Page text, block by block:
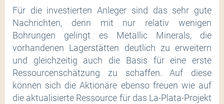
Für die investierten Anleger sind das sehr gute
Nachrichten, denn mit nur relativ wenigen
Bohrungen gelingt es Metallic Minerals, die
vorhandenen Lagerstätten deutlich zu erweitern
und gleichzeitig auch die Basis für eine erste
Ressourcenschätzung zu schaffen. Auf diese
können sich die Aktionäre ebenso freuen wie auf
die aktualisierte Ressource für das La-Plata-Projekt